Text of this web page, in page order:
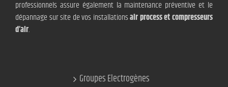
professionnels assure également la maintenance préventive et le
dépannage sur site de vos installationsair process et compresseurs
d’air.
Groupes Electrogènes